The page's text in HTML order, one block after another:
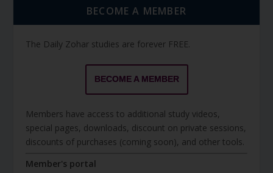
BECOME A MEMBER
The Daily Zohar studies are forever FREE.
BECOME A MEMBER
Members have access to additional study videos,
special pages, downloads, discount on private sessions,
discounts of purchases (coming soon), and other tools.
Member's portal